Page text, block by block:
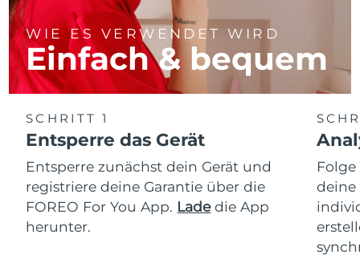
WIE ES VERWENDET WIRD
Einfach & bequem
SCHRITT 1
Entsperre das Gerät
Entsperre zunächst dein Gerät und
registriere deine Garantie über die
FOREO For You App. Ladedie App
herunter.
deine